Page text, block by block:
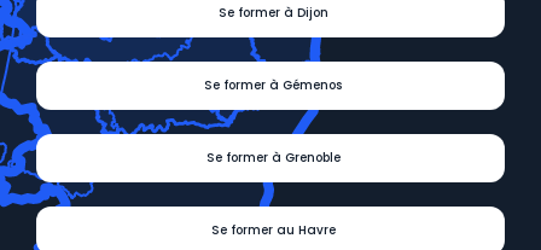
Se former à Dijon
Se former à Gémenos
Se former à Grenoble
Se former au Havre